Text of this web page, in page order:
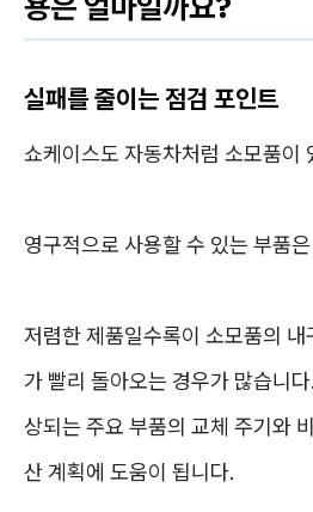
실패를 줄이는 점검 포인트
쇼케이스도 자동차처럼 소모품이
영구적으로 사용할 수 있는 부품
저렴한 제품일수록이 소모품의
가 빨리 돌아오는 경우가 많습니
상되는 주요 부품의 교체 주기와
산 계획에 도움이 됩니다.